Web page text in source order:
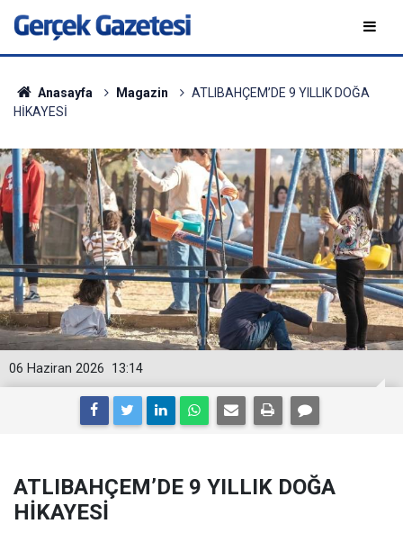
Anasayfa Magazin
ATLIBAHÇEM’DE 9 YILLIK DOĞA
HİKAYESİ
13:14
06 Haziran 2026
ATLIBAHÇEM’DE 9 YILLIK DOĞA
HİKAYESİ